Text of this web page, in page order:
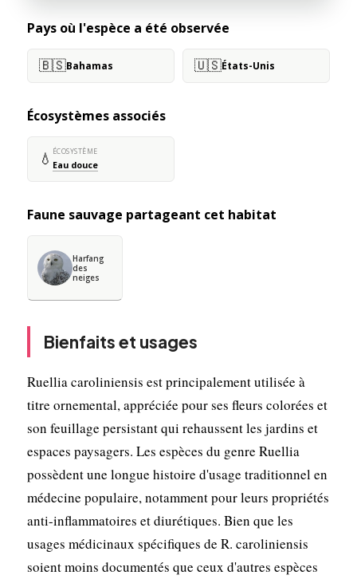
Pays où l'espèce a été observée
🇧🇸Bahamas 🇺🇸États-Unis
Écosystèmes associés
💧 ÉCOSYSTÈME
Eau douce
Faune sauvage partageant cet habitat
Harfang
des
neiges
Bienfaits et usages
Ruellia caroliniensis est principalement utilisée à
titre ornemental, appréciée pour ses fleurs colorées et
son feuillage persistant qui rehaussent les jardins et
espaces paysagers. Les espèces du genre Ruellia
possèdent une longue histoire d'usage traditionnel en
médecine populaire, notamment pour leurs propriétés
anti-inflammatoires et diurétiques. Bien que les
usages médicinaux spécifiques de R. caroliniensis
soient moins documentés que ceux d'autres espèces